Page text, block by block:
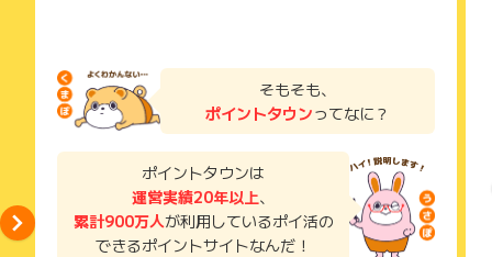
そもそも、
ポイントタウンってなに？
ポイントタウンは
運営実績20年以上、
累計900万人が利用しているポイ活の
できるポイントサイトなんだ！